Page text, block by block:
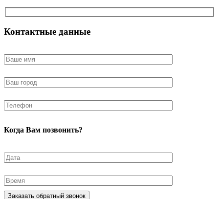
Контактные данные
Когда Вам позвонить?